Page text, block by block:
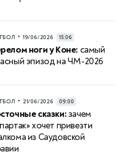
• 19/06/2026 15:06
ноги у Коне: самый
эпизод на ЧМ-2026
• 21/06/2026 09:00
сказки:зачем
хочет привезти
из Саудовской